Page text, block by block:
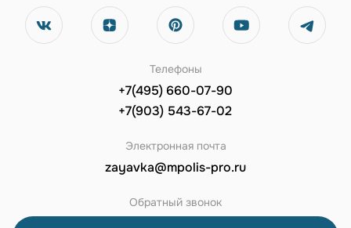
Телефоны
+7(495) 660-07-90
+7(903) 543-67-02
Электронная почта
zayavka@mpolis-pro.ru
Обратный звонок